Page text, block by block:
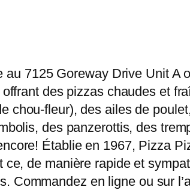
7125 Goreway Drive Unit A
des pizzas chaudes et
chou-fleur), des ailes de
des panzerottis, des
Établie en 1967, Pizza
de manière rapide et
Commandez en ligne ou sur